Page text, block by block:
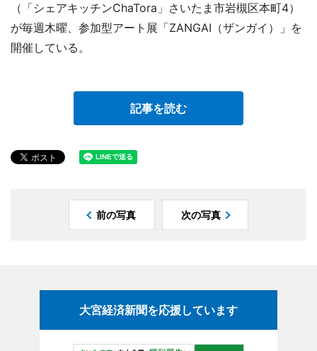
（「シェアキッチンChaTora」さいたま市岩槻区本町4）
が毎週木曜、参加型アート展「ZANGAI（ザンガイ）」を
開催している。
記事を読む
前の写真 次の写真
大宮経済新聞を応援しています